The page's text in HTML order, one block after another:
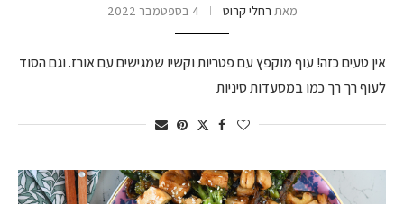
מאת רחלי קרוט 4 בספטמבר 2022
אין טעים כזה! עוף מוקפץ עם פטריות וקשיו שמגישים עם אורז. וגם הסוד
לעוף רך רך כמו במסעדות סיניות